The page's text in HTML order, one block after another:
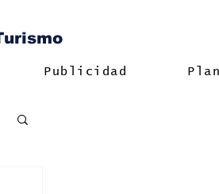
Publicidad